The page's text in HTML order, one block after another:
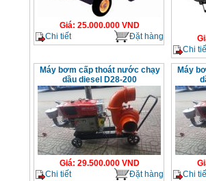
Giá: 25.000.000 VND
Chi tiết
Đặt hàng
Chi
Máy bơm cấp thoát nước chạy
dầu diesel D28-200
Giá: 29.500.000 VND
Chi tiết
Đặt hàng
Máy
Chi